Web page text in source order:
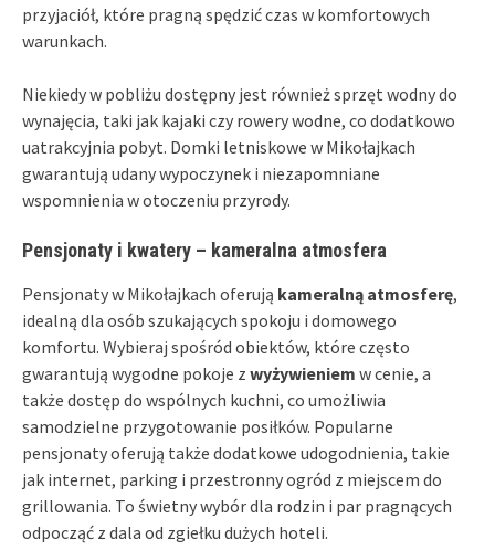
przyjaciół, które pragną spędzić czas w komfortowych
warunkach.
Niekiedy w pobliżu dostępny jest również sprzęt wodny do
wynajęcia, taki jak kajaki czy rowery wodne, co dodatkowo
uatrakcyjnia pobyt. Domki letniskowe w Mikołajkach
gwarantują udany wypoczynek i niezapomniane
wspomnienia w otoczeniu przyrody.
Pensjonaty i kwatery – kameralna atmosfera
Pensjonaty w Mikołajkach oferują kameralną atmosferę,
idealną dla osób szukających spokoju i domowego
komfortu. Wybieraj spośród obiektów, które często
gwarantują wygodne pokoje z wyżywieniem w cenie, a
także dostęp do wspólnych kuchni, co umożliwia
samodzielne przygotowanie posiłków. Popularne
pensjonaty oferują także dodatkowe udogodnienia, takie
jak internet, parking i przestronny ogród z miejscem do
grillowania. To świetny wybór dla rodzin i par pragnących
odpocząć z dala od zgiełku dużych hoteli.